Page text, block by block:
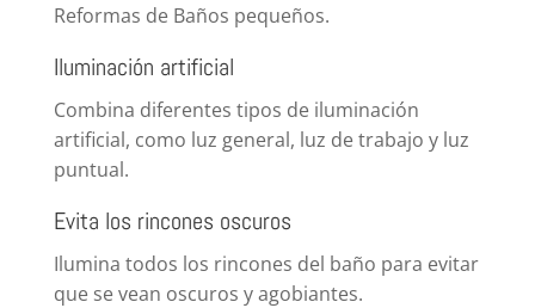
Reformas de Baños pequeños.
Iluminación artificial
Combina diferentes tipos de iluminación
artificial, como luz general, luz de trabajo y luz
puntual.
Evita los rincones oscuros
Ilumina todos los rincones del baño para evitar
que se vean oscuros y agobiantes.